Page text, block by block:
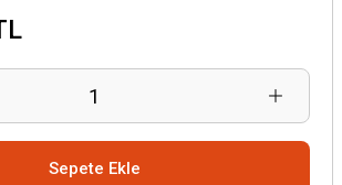
Sepete Ekle